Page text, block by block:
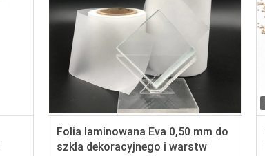
Folia laminowana Eva 0,50 mm do
szkła dekoracyjnego i warstw